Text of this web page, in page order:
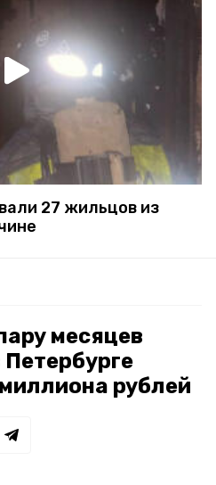
27 жильцов из
месяцев
рублей